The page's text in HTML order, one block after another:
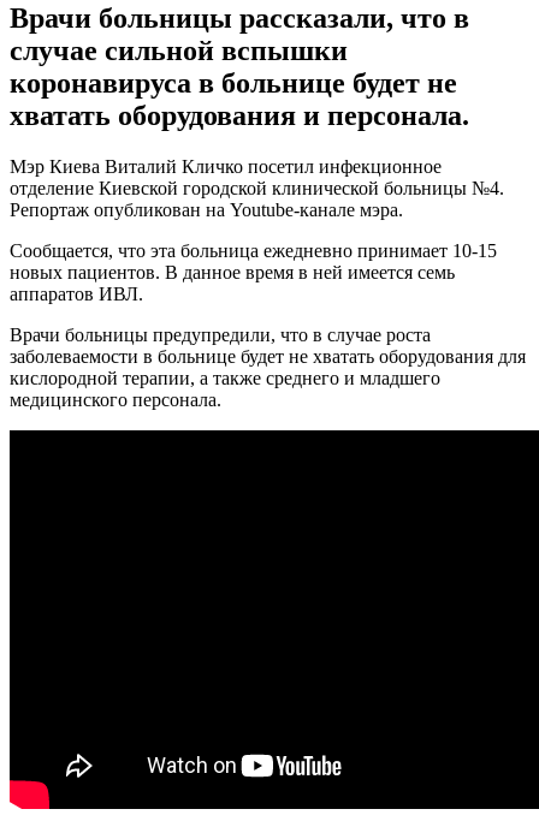
Врачи больницы рассказали, что в
случае сильной вспышки
коронавируса в больнице будет не
хватать оборудования и персонала.
Мэр Киева Виталий Кличко посетил инфекционное
отделение Киевской городской клинической больницы №4.
Репортаж опубликован на Youtube-канале мэра.
Сообщается, что эта больница ежедневно принимает 10-15
новых пациентов. В данное время в ней имеется семь
аппаратов ИВЛ.
Врачи больницы предупредили, что в случае роста
заболеваемости в больнице будет не хватать оборудования для
кислородной терапии, а также среднего и младшего
медицинского персонала.